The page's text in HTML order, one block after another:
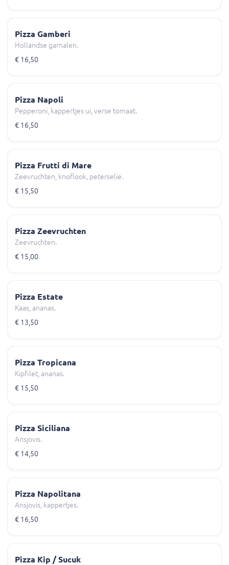
Pizza Gamberi
Hollandse garnalen.
€ 16,50
Pizza Napoli
Pepperoni, kappertjes ui, verse tomaat.
€ 16,50
Pizza Frutti di Mare
Zeevruchten, knoflook, peterselie.
€ 15,50
Pizza Zeevruchten
Zeevruchten.
€ 15,00
Pizza Estate
Kaas, ananas.
€ 13,50
Pizza Tropicana
Kipfilet, ananas.
€ 15,50
Pizza Siciliana
Ansjovis.
€ 14,50
Pizza Napolitana
Ansjovis, kappertjes.
€ 16,50
Pizza Kip / Sucuk